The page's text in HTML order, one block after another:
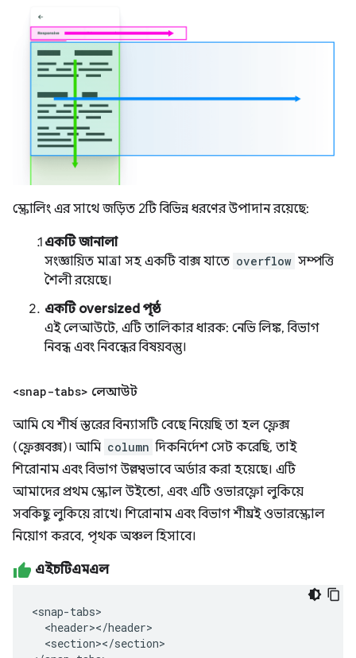
স্ক্রোলিং এর সাথে জড়িত 2টি বিভিন্ন ধরণের উপাদান রয়েছে:
একটি জানালা
সংজ্ঞায়িত মাত্রা সহ একটি বাক্স যাতে overflow সম্পত্তি
শৈলী রয়েছে।
একটি oversized পৃষ্ঠ
এই লেআউটে, এটি তালিকার ধারক: নেভি লিঙ্ক, বিভাগ
নিবন্ধ এবং নিবন্ধের বিষয়বস্তু।
<snap-tabs> লেআউট
আমি যে শীর্ষ স্তরের বিন্যাসটি বেছে নিয়েছি তা হল ফ্লেক্স
(ফ্লেক্সবক্স)। আমি column দিকনির্দেশ সেট করেছি, তাই
শিরোনাম এবং বিভাগ উল্লম্বভাবে অর্ডার করা হয়েছে। এটি
আমাদের প্রথম স্ক্রোল উইন্ডো, এবং এটি ওভারফ্লো লুকিয়ে
সবকিছু লুকিয়ে রাখে। শিরোনাম এবং বিভাগ শীঘ্রই ওভারস্ক্রোল
নিয়োগ করবে, পৃথক অঞ্চল হিসাবে।
এইচটিএমএল
<snap-tabs>
  <header></header>
  <section></section>